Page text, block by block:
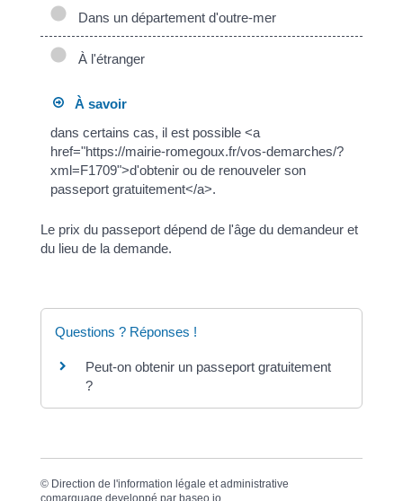
Dans un département d'outre-mer
À l'étranger
À savoir
dans certains cas, il est possible <a
href="https://mairie-romegoux.fr/vos-demarches/?
xml=F1709">d'obtenir ou de renouveler son
passeport gratuitement</a>.
Le prix du passeport dépend de l'âge du demandeur et
du lieu de la demande.
Questions ? Réponses !
Peut-on obtenir un passeport gratuitement
?
© Direction de l'information légale et administrative
comarquage developpé par baseo.io